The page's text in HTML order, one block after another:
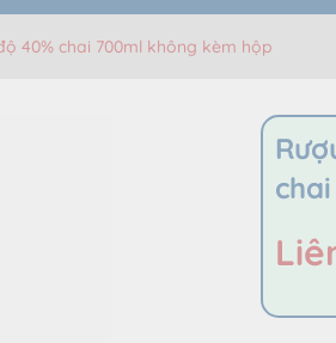
40% chai 700ml không kèm hộp